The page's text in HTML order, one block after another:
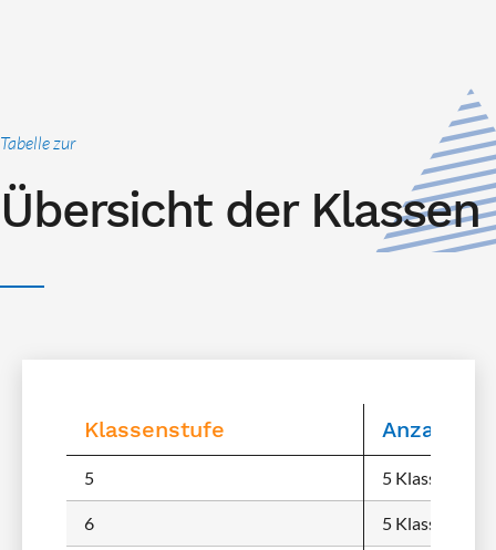
Tabelle zur
Übersicht der Klassen
Klassenstufe Anzahl
5 5 Klassen
6 5 Klassen